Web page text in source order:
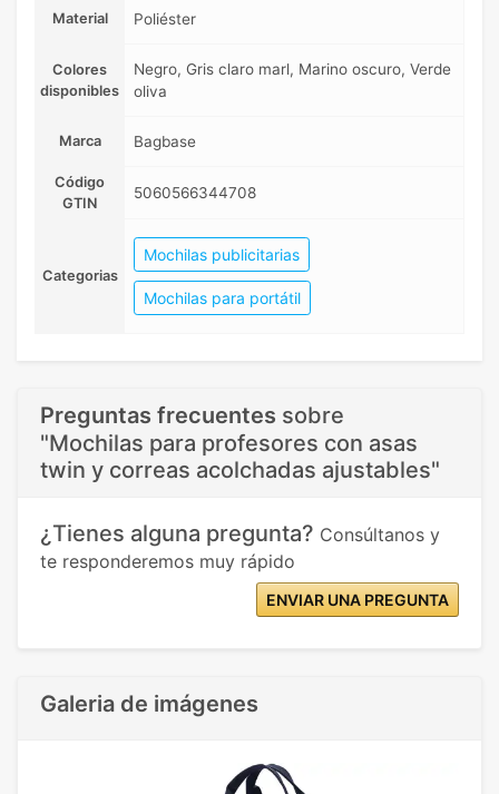
Material Poliéster
Colores
disponibles
Negro, Gris claro marl, Marino oscuro, Verde
oliva
Marca Bagbase
Código
GTIN
5060566344708
Categorias
Mochilas publicitarias
Mochilas para portátil
Preguntas frecuentes sobre
"Mochilas para profesores con asas
twin y correas acolchadas ajustables"
¿Tienes alguna pregunta? Consúltanos y
te responderemos muy rápido
ENVIAR UNA PREGUNTA
Galeria de imágenes